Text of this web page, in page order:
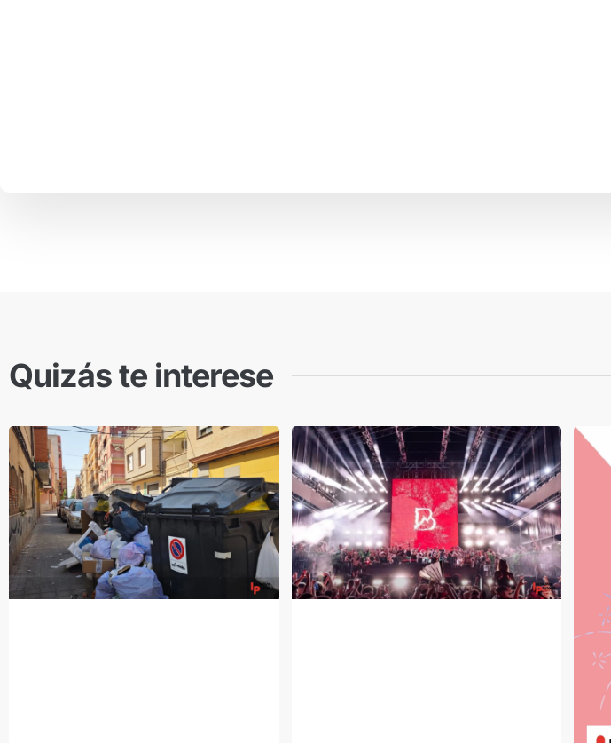
Quizás te interese